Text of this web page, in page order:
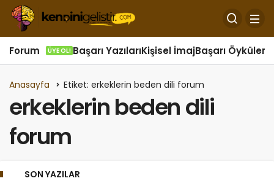
Forum ÜYE OL! Başarı YazılarıKişisel İmajBaşarı Öyküleri
Anasayfa Etiket: erkeklerin beden dili forum
erkeklerin beden dili
forum
SON YAZILAR